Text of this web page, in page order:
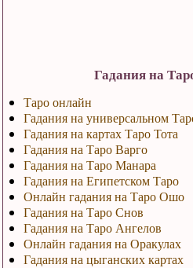
Гадания на
Таро онлайн
Гадания на универсальном
Гадания на картах Таро Тота
Гадания на Таро Варго
Гадания на Таро Манара
Гадания на Египетском Таро
Онлайн гадания на Таро Ошо
Гадания на Таро Снов
Гадания на Таро Ангелов
Онлайн гадания на Оракулах
Гадания на цыганских картах